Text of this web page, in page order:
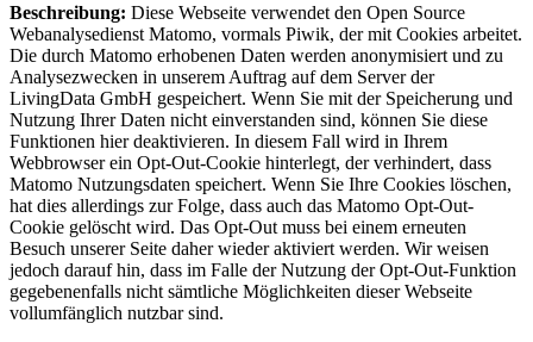
Beschreibung: Diese Webseite verwendet den Open Source
Webanalysedienst Matomo, vormals Piwik, der mit Cookies arbeitet.
Die durch Matomo erhobenen Daten werden anonymisiert und zu
Analysezwecken in unserem Auftrag auf dem Server der
LivingData GmbH gespeichert. Wenn Sie mit der Speicherung und
Nutzung Ihrer Daten nicht einverstanden sind, können Sie diese
Funktionen hier deaktivieren. In diesem Fall wird in Ihrem
Webbrowser ein Opt-Out-Cookie hinterlegt, der verhindert, dass
Matomo Nutzungsdaten speichert. Wenn Sie Ihre Cookies löschen,
hat dies allerdings zur Folge, dass auch das Matomo Opt-Out-
Cookie gelöscht wird. Das Opt-Out muss bei einem erneuten
Besuch unserer Seite daher wieder aktiviert werden. Wir weisen
jedoch darauf hin, dass im Falle der Nutzung der Opt-Out-Funktion
gegebenenfalls nicht sämtliche Möglichkeiten dieser Webseite
vollumfänglich nutzbar sind.